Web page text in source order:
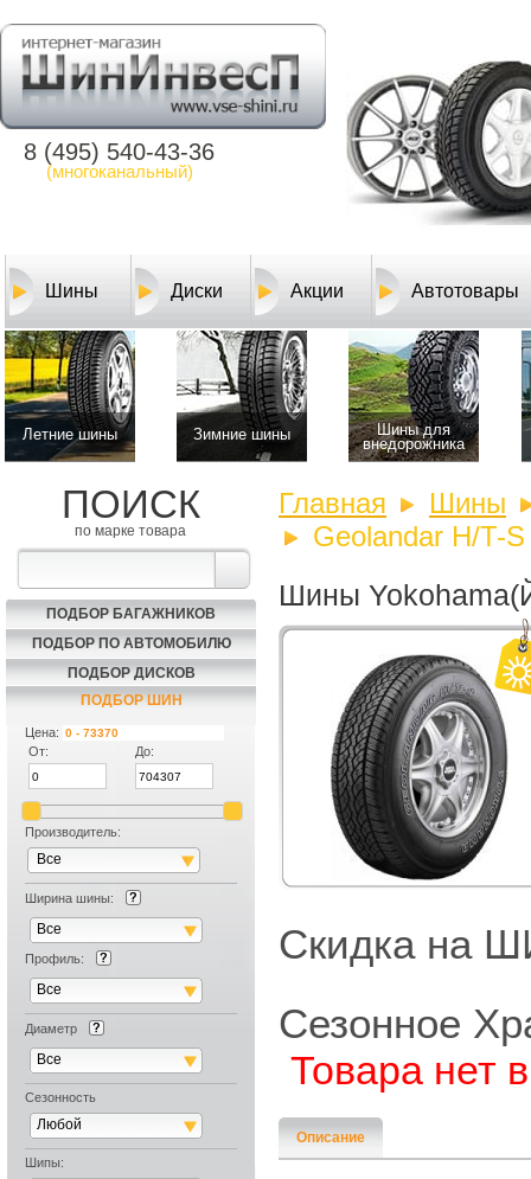
8 (495) 540-43-36
(многоканальный)
Шины Диски Акции Автотовары
Летние шины Зимние шины
Шины для
внедорожника
ПОИСК
по марке товара
ПОДБОР БАГАЖНИКОВ
ПОДБОР ПО АВТОМОБИЛЮ
ПОДБОР ДИСКОВ
ПОДБОР ШИН
Цена:
От:
До:
Производитель:
Все
Ширина шины:
Все
Профиль:
Все
Диаметр
Все
Сезонность
Любой
Шипы:
Главная
Шины
Geolandar H/T-
Шины
Скидка на
Сезонное
Товара нет
Описание